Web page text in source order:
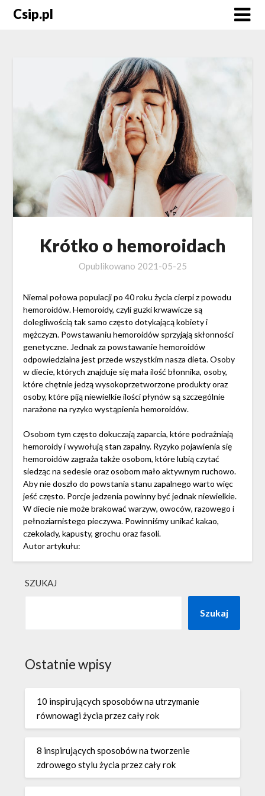
SkipCsip.pl
Krótko o hemoroidach
Opublikowano 2021-05-25
Niemal połowa populacji po 40 roku życia cierpi z powodu
hemoroidów. Hemoroidy, czyli guzki krwawicze są
dolegliwością tak samo często dotykającą kobiety i
mężczyzn. Powstawaniu hemoroidów sprzyjają skłonności
genetyczne. Jednak za powstawanie hemoroidów
odpowiedzialna jest przede wszystkim nasza dieta. Osoby
w diecie, których znajduje się mała ilość błonnika, osoby,
które chętnie jedzą wysokoprzetworzone produkty oraz
osoby, które piją niewielkie ilości płynów są szczególnie
narażone na ryzyko wystąpienia hemoroidów.
Osobom tym często dokuczają zaparcia, które podrażniają
hemoroidy i wywołują stan zapalny. Ryzyko pojawienia się
hemoroidów zagraża także osobom, które lubią czytać
siedząc na sedesie oraz osobom mało aktywnym ruchowo.
Aby nie doszło do powstania stanu zapalnego warto więc
jeść często. Porcje jedzenia powinny być jednak niewielkie.
W diecie nie może brakować warzyw, owoców, razowego i
pełnoziarnistego pieczywa. Powinniśmy unikać kakao,
czekolady, kapusty, grochu oraz fasoli.
Autor artykułu:
SZUKAJ
Szukaj
Ostatnie wpisy
10 inspirujących sposobów na utrzymanie
równowagi życia przez cały rok
8 inspirujących sposobów na tworzenie
zdrowego stylu życia przez cały rok